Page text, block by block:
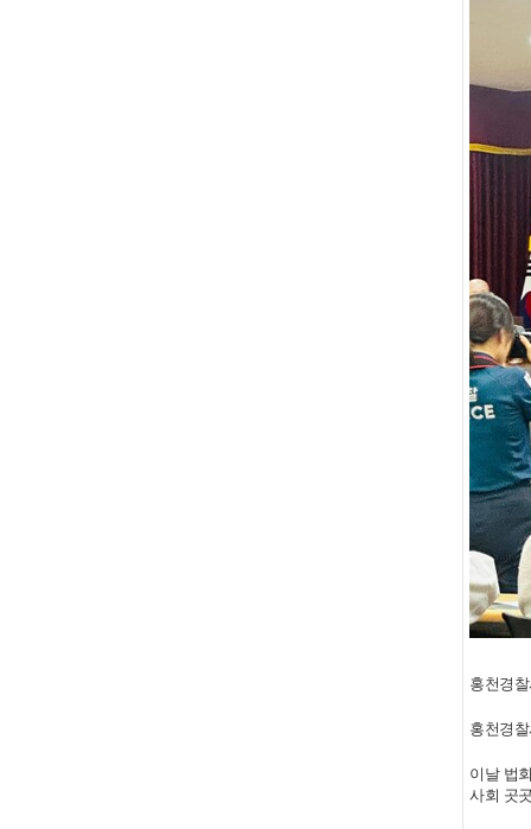
홍천경
홍천경
이날 법
사회 곳